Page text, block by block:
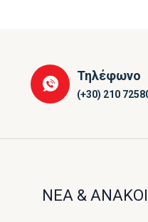
Τηλέφωνο
(+30) 210
ΝΕΑ &